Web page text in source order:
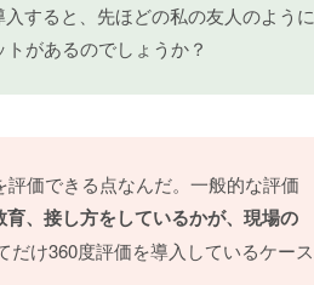
すると、先ほどの私の友人のように
があるのでしょうか？
価できる点なんだ。一般的な評価
、接し方をしているかが、現場の
だけ360度評価を導入しているケース